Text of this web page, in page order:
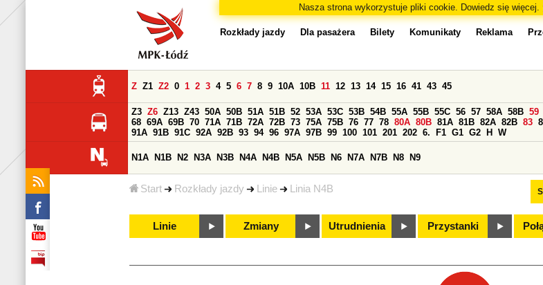
Nasza strona wykorzystuje pliki cookie. Dowiedz się więcej.
Start Rozkłady jazdy Linie Linia N4B
Rozkłady jazdy Dla pasażera Bilety Komunikaty Reklama
Z Z1 Z2 0 1 2 3 4 5 6 7 8 9 10A 10B 11 12 13 14 15 16 41 43 45
Z3 Z6 Z13 Z43 50A 50B 51A 51B 52 53A 53C 53B 54B 55A 55B 55C 56 57 58A 58B 59
68 69A 69B 70 71A 71B 72A 72B 73 75A 75B 76 77 78 80A 80B 81A 81B 82A 82B 83
91A 91B 91C 92A 92B 93 94 96 97A 97B 99 100 101 201 202 6. F1 G1 G2 H W
N1A N1B N2 N3A N3B N4A N4B N5A N5B N6 N7A N7B N8 N9
Linie Zmiany Utrudnienia Przystanki